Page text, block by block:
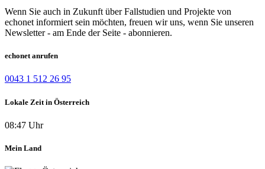
Wenn Sie auch in Zukunft über Fallstudien und Projekte von
echonet informiert sein möchten, freuen wir uns, wenn Sie unseren
Newsletter - am Ende der Seite - abonnieren.
echonet anrufen
0043 1 512 26 95
Lokale Zeit in Österreich
08:47 Uhr
Mein Land